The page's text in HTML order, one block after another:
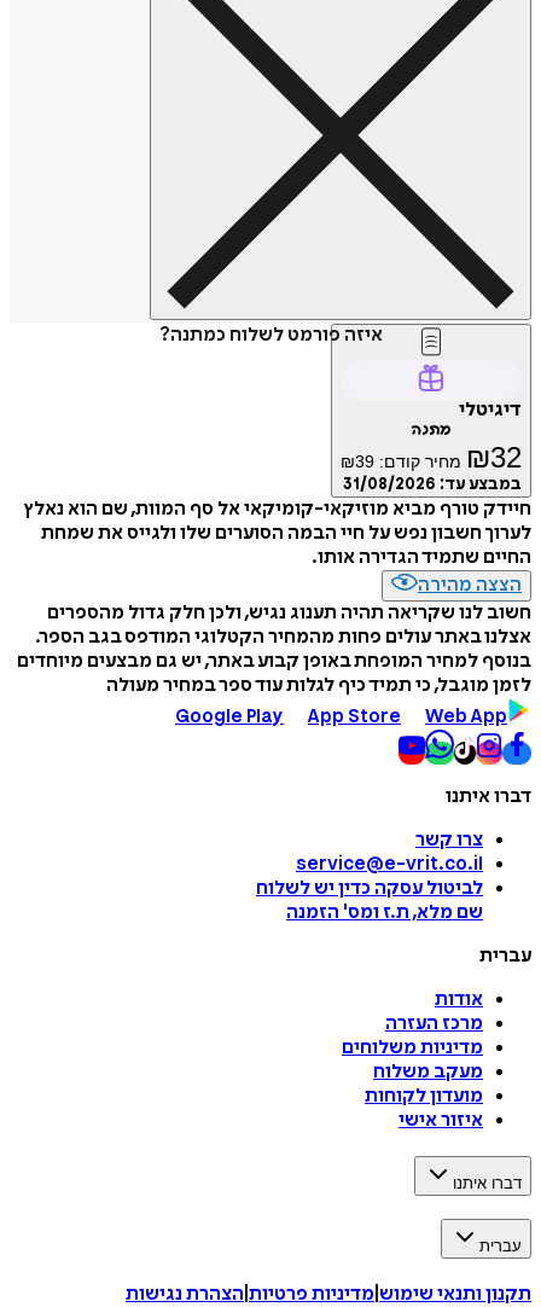
איזה פורמט לשלוח כמתנה?
דיגיטלי
מתנה
₪32 מחיר קודם: ₪39
במבצע עד: 31/08/2026
חיידק טורף מביא מוזיקאי-קומיקאי אל סף המוות, שם הוא נאלץ
לערוך חשבון נפש על חיי הבמה הסוערים שלו ולגייס את שמחת
החיים שתמיד הגדירה אותו.
הצצה מהירה
חשוב לנו שקריאה תהיה תענוג נגיש, ולכן חלק גדול מהספרים
אצלנו באתר עולים פחות מהמחיר הקטלוגי המודפס בגב הספר.
בנוסף למחיר המופחת באופן קבוע באתר, יש גם מבצעים מיוחדים
לזמן מוגבל, כי תמיד כיף לגלות עוד ספר במחיר מעולה
Google Play
App Store Web App
דברו איתנו
צרו קשר
service@e-vrit.co.il
לביטול עסקה כדין יש לשלוח
שם מלא, ת.ז ומס' הזמנה
עברית
אודות
מרכז העזרה
מדיניות משלוחים
מעקב משלוח
מועדון לקוחות
איזור אישי
דברו איתנו
עברית
תקנון ותנאי שימוש מדיניות פרטיות הצהרת נגישות